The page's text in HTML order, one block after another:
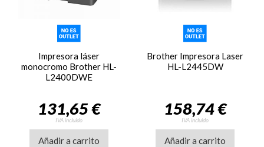
Impresora láser
monocromo Brother HL-
L2400DWE
131,65 €
IVA incluido
Añadir a carrito
Brother Impresora Laser
HL-L2445DW
158,74 €
IVA incluido
Añadir a carrito